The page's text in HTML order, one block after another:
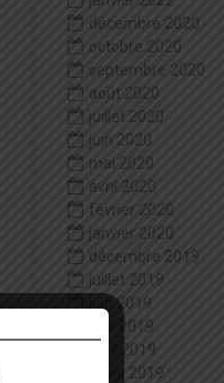
décembre 2020
octobre 2020
septembre 2020
août 2020
juillet 2020
juin 2020
mai 2020
avril 2020
février 2020
janvier 2020
décembre 2019
juillet 2019
juin 2019
mai 2019
avril 2019
mars 2019